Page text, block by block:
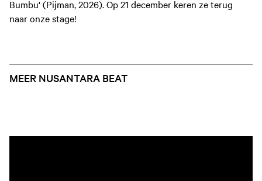
Bumbu' (Pijman, 2026). Op 21 december keren ze terug
naar onze stage!
MEER NUSANTARA BEAT